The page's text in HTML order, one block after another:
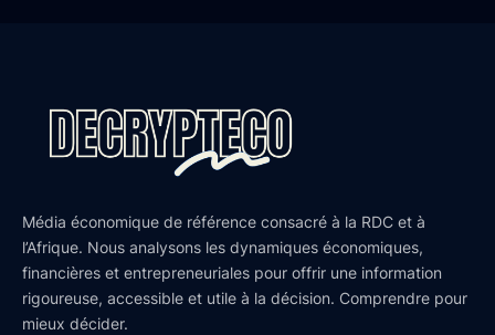
Média économique de référence consacré à la RDC et à
l’Afrique. Nous analysons les dynamiques économiques,
financières et entrepreneuriales pour offrir une information
rigoureuse, accessible et utile à la décision. Comprendre pour
mieux décider.